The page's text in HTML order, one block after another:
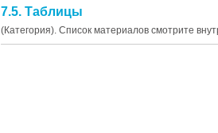
7.5. Таблицы
(Категория). Список материалов смотрите